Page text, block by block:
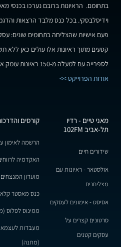
בתחומם. הראיונות ברובם נערכו בכנסי
וידיסלבסקי. בכל כנס מלבד הרצאות
פעם אישיות שהצליחה בתחומים שונים:
קטעים מתוך ראיונות אלו עולים כאן ללא
לספרייה עם למעלה מ-150 ראיונות עומק איכותיים, עם כלים מוכחים להצלחה.
אודות הפרוייקט >>
מאני טיים - רדיו
תל-אביב 102FM
שידורים חיים
אולסטאר - ראיונות עם
מצליחנים
אסיסט - אימונים לעסקים
סרטונים קצרים על
עסקים קטנים
קורסים
הרשמה לאימון
האקדמיה
מועדון המנצחים
כנס מאסטר
ממינוס לפלוס
מעבדות
(מתנה)